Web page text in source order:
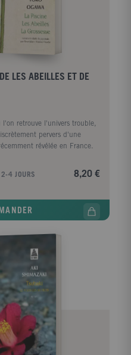
qui nous donne à
et penseur chinois sous
souffrant, humble, plein de
face à l'incompréhension
LES ABEILLES ET DE
l'on retrouve l'univers trouble,
pervers d'une
révélée en France.
4 JOURS 8,20 €